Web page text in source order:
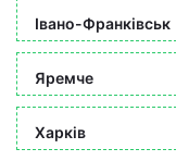
Івано-Франківськ
Яремче
Харків